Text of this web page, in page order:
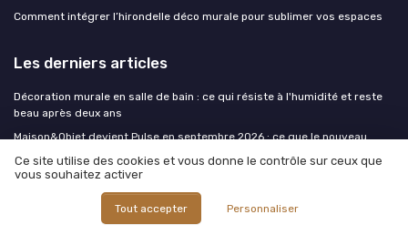
Comment intégrer l’hirondelle déco murale pour sublimer vos espaces
Les derniers articles
Décoration murale en salle de bain : ce qui résiste à l'humidité et reste
beau après deux ans
Maison&Objet devient Pulse en septembre 2026 : ce que le nouveau
Rentrée : organiser et décorer les murs de la chambre et du coin bureau
avant septembre
Oser le mur noir : pourquoi les petits espaces ont tout à gagner d'un mur
Ce site utilise des cookies et vous donne le contrôle sur ceux que
vous souhaitez activer
Tout accepter Personnaliser